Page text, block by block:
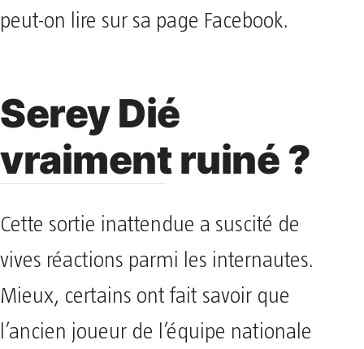
peut-on lire sur sa page Facebook.
Serey Dié
vraiment ruiné ?
Cette sortie inattendue a suscité de
vives réactions parmi les internautes.
Mieux, certains ont fait savoir que
l’ancien joueur de l’équipe nationale